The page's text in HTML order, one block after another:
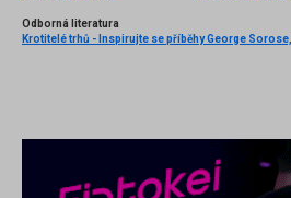
Odborná literatura